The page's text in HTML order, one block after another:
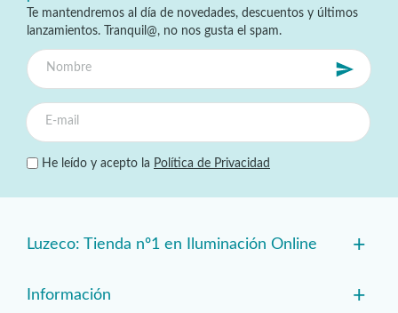
Te mantendremos al día de novedades, descuentos y últimos
lanzamientos. Tranquil@, no nos gusta el spam.
He leído y acepto la Política de Privacidad
Luzeco: Tienda nº1 en Iluminación Online +
Información +